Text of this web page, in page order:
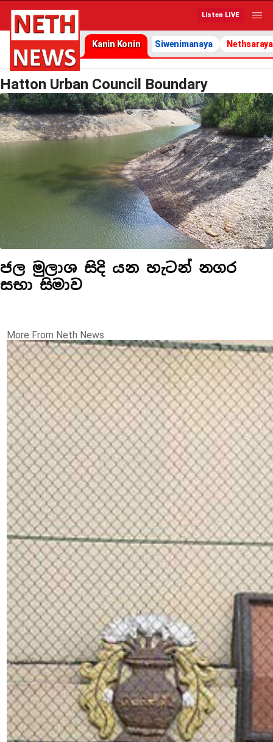
Listen LIVE
Kanin Konin Siwenimanaya Nethsaraya
Hatton Urban Council Boundary
ජල මුලාශ සිදි යන හැටන් නගර
සභා සිමාව
More From Neth News